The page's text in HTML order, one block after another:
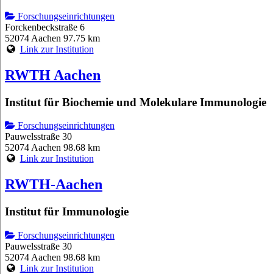
Forschungseinrichtungen
Forckenbeckstraße 6
52074 Aachen 97.75 km
Link zur Institution
RWTH Aachen
Institut für Biochemie und Molekulare Immunologie
Forschungseinrichtungen
Pauwelsstraße 30
52074 Aachen 98.68 km
Link zur Institution
RWTH-Aachen
Institut für Immunologie
Forschungseinrichtungen
Pauwelsstraße 30
52074 Aachen 98.68 km
Link zur Institution